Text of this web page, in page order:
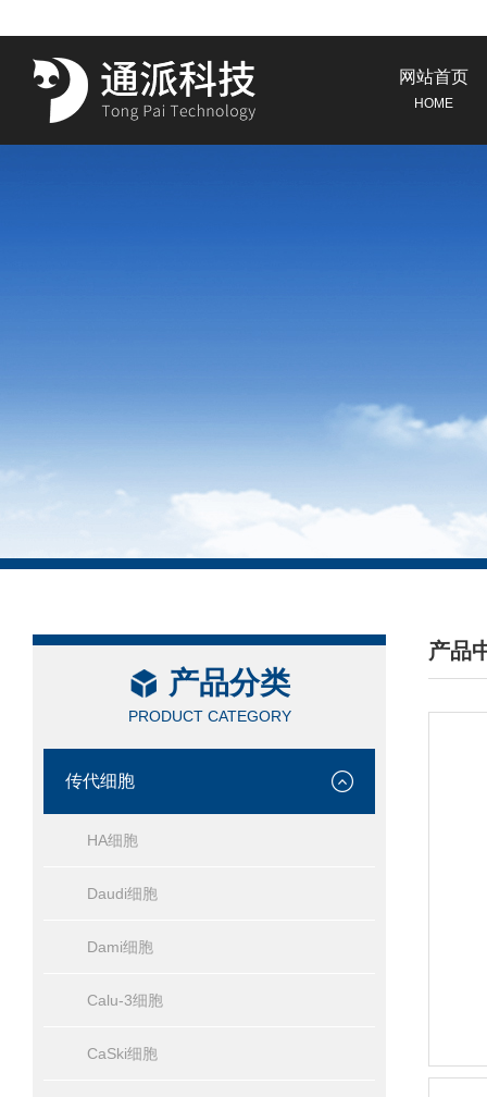
网站首页
HOME
产品分类
PRODUCT CATEGORY
传代细胞
HA细胞
Daudi细胞
Dami细胞
Calu-3细胞
CaSki细胞
产品
/